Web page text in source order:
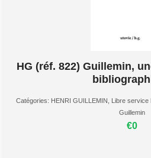
HG (réf. 822) Guillemin,
Catégories: HENRI GUILLEMIN Libre service
Guillemin
€0